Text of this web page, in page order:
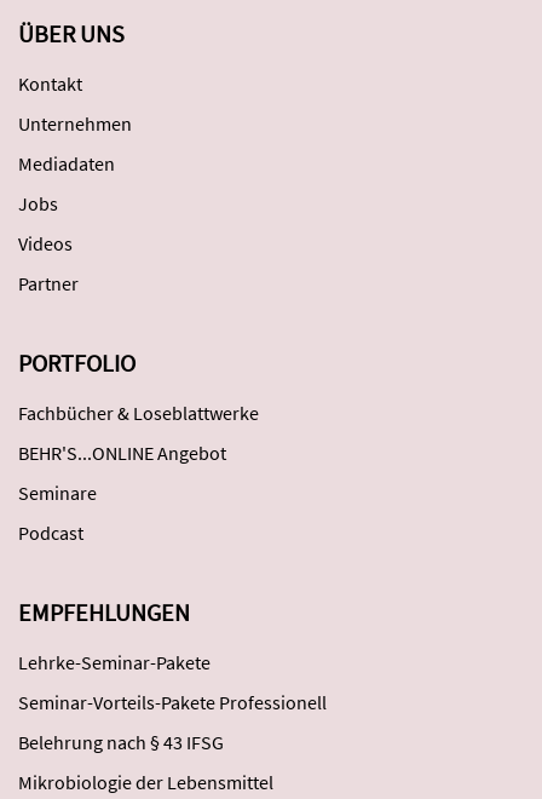
ÜBER UNS
Kontakt
Unternehmen
Mediadaten
Jobs
Videos
Partner
PORTFOLIO
Fachbücher & Loseblattwerke
BEHR'S...ONLINE Angebot
Seminare
Podcast
EMPFEHLUNGEN
Lehrke-Seminar-Pakete
Seminar-Vorteils-Pakete Professionell
Belehrung nach § 43 IFSG
Mikrobiologie der Lebensmittel